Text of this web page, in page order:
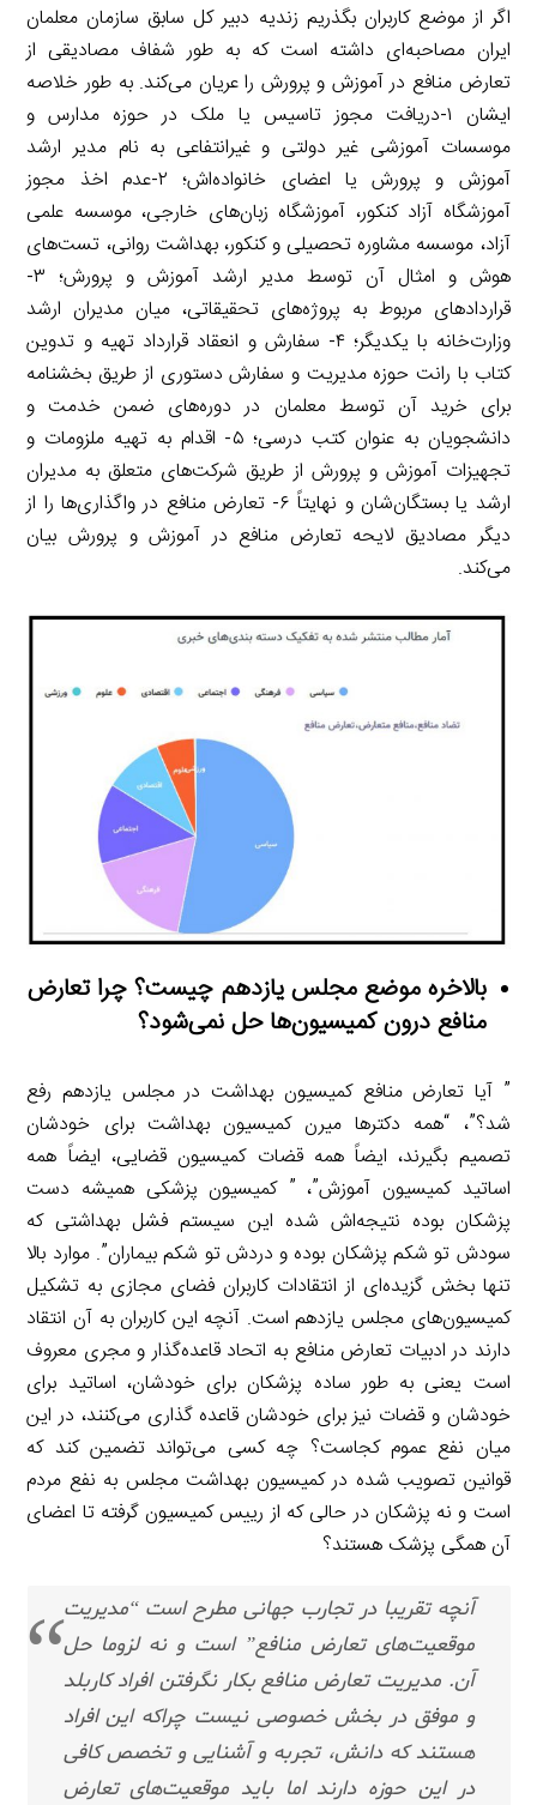
اگر از موضع کاربران بگذریم زندیه دبیر کل سابق سازمان معلمان
ایران مصاحبه‌ای داشته است که به طور شفاف مصادیقی از
تعارض منافع در آموزش و پرورش را عریان می‌کند. به طور خلاصه
ایشان ۱-دریافت مجوز تاسیس یا ملک در حوزه مدارس و
موسسات آموزشی غیر دولتی و غیرانتفاعی به نام مدیر ارشد
آموزش و پرورش یا اعضای خانواده‌اش؛ ۲-عدم اخذ مجوز
آموزشگاه آزاد کنکور، آموزشگاه زبان‌های خارجی، موسسه علمی
آزاد، موسسه مشاوره تحصیلی و کنکور، بهداشت روانی، تست‌های
هوش و امثال آن توسط مدیر ارشد آموزش و پرورش؛ ۳-
قراردادهای مربوط به پروژه‌های تحقیقاتی، میان مدیران ارشد
وزارت‌خانه با یکدیگر؛ ۴- سفارش و انعقاد قرارداد تهیه و تدوین
کتاب با رانت حوزه مدیریت و سفارش دستوری از طریق بخشنامه
برای خرید آن توسط معلمان در دوره‌های ضمن خدمت و
دانشجویان به عنوان کتب درسی؛ ۵- اقدام به تهیه ملزومات و
تجهیزات آموزش و پرورش از طریق شرکت‌های متعلق به مدیران
ارشد یا بستگان‌شان و نهایتاً ۶- تعارض منافع در واگذاری‌ها را از
دیگر مصادیق لایحه تعارض منافع در آموزش و پرورش بیان
می‌کند.
بالاخره موضع مجلس یازدهم چیست؟ چرا تعارض
منافع درون کمیسیون‌ها حل نمی‌شود؟
” آیا تعارض منافع کمیسیون بهداشت در مجلس یازدهم رفع
شد؟”، “همه دکترها میرن کمیسیون بهداشت برای خودشان
تصمیم بگیرند، ایضاً همه قضات کمیسیون قضایی، ایضاً همه
اساتید کمیسیون آموزش”، ” کمیسیون پزشکی همیشه دست
پزشکان بوده نتیجه‌اش شده این سیستم فشل بهداشتی که
سودش تو شکم پزشکان بوده و دردش تو شکم بیماران”. موارد بالا
تنها بخش گزیده‌ای از انتقادات کاربران فضای مجازی به تشکیل
کمیسیون‌های مجلس یازدهم است. آنچه این کاربران به آن انتقاد
دارند در ادبیات تعارض منافع به اتحاد قاعده‌گذار و مجری معروف
است یعنی به طور ساده پزشکان برای خودشان، اساتید برای
خودشان و قضات نیز برای خودشان قاعده گذاری می‌کنند، در این
میان نفع عموم کجاست؟ چه کسی می‌تواند تضمین کند که
قوانین تصویب شده در کمیسیون بهداشت مجلس به نفع مردم
است و نه پزشکان در حالی که از رییس کمیسیون گرفته تا اعضای
آن همگی پزشک هستند؟
آنچه تقریبا در تجارب جهانی مطرح است “مدیریت
موقعیت‌های تعارض منافع” است و نه لزوما حل
آن. مدیریت تعارض منافع بکار نگرفتن افراد کاربلد
و موفق در بخش خصوصی نیست چراکه این افراد
هستند که دانش، تجربه و آشنایی و تخصص کافی
در این حوزه دارند اما باید موقعیت‌های تعارض